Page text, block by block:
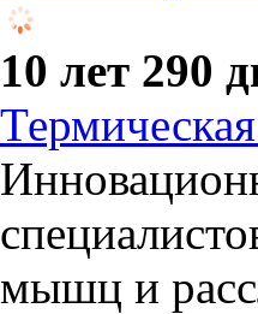
10 лет 290
мышц и